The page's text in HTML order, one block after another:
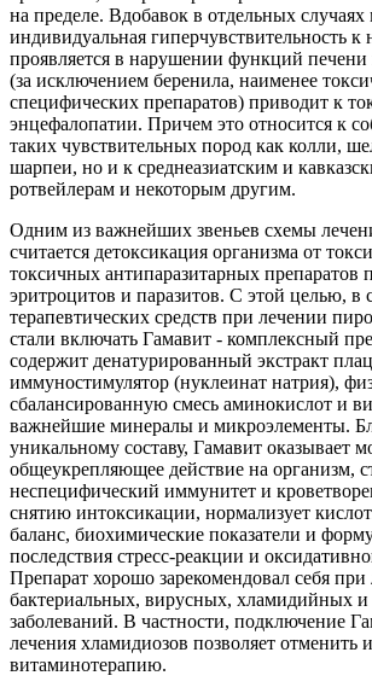
на пределе. Вдобавок в отдельных
индивидуальная гиперчувствительность к
проявляется в нарушении функций печени
(за исключением беренила, наименее
специфических препаратов) приводит к
энцефалопатии. Причем это относится к
таких чувствительных пород как колли,
шарпеи, но и к среднеазиатским и
ротвейлерам и некоторым другим.
Одним из важнейших звеньев схемы
считается детоксикация организма от
токсичных антипаразитарных препаратов
эритроцитов и паразитов. С этой целью, в
терапевтических средств при лечении
стали включать Гамавит - комплексный
содержит денатурированный экстракт
иммуностимулятор (нуклеинат натрия),
сбалансированную смесь аминокислот и
важнейшие минералы и микроэлементы.
уникальному составу, Гамавит оказывает
общеукрепляющее действие на организм,
неспецифический иммунитет и
снятию интоксикации, нормализует
баланс, биохимические показатели и
последствия стресс-реакции и
Препарат хорошо зарекомендовал себя при
бактериальных, вирусных, хламидийных и
заболеваний. В частности, подключение
лечения хламидиозов позволяет отменить
витаминотерапию.